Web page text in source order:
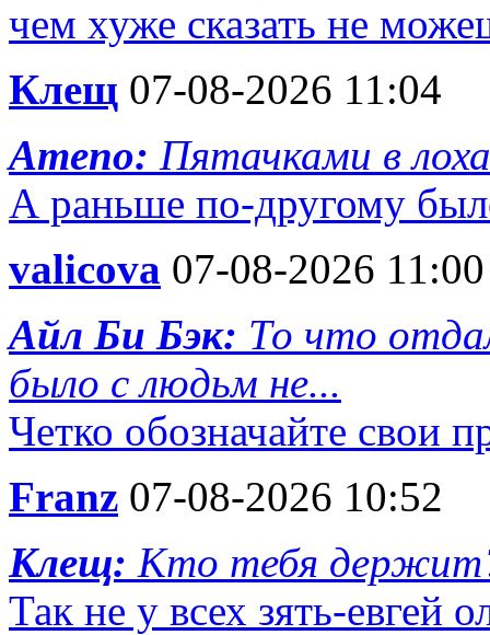
чем хуже сказать не
Клещ 07-08-2026 11:04
Ameno: Пятачками в
А раньше по-другому
valicova 07-08-2026 11:00
Айл Би Бэк: То что
было с людьм не...
Четко обозначайте свои
Franz 07-08-2026 10:52
Клещ: Кто тебя
Так не у всех зять-евгей